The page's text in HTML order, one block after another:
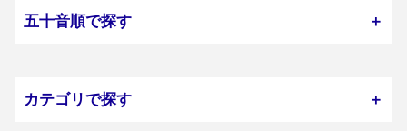
五十音順で探す ＋
カテゴリで探す ＋